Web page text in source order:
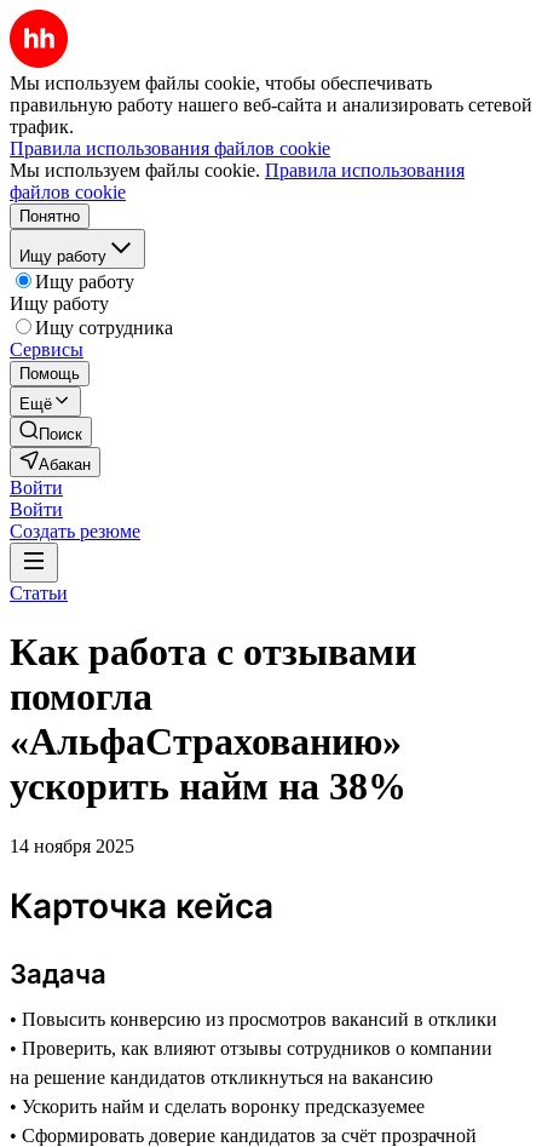
Мы используем файлы cookie, чтобы обеспечивать
правильную работу нашего веб-сайта и анализировать сетевой
трафик.
Правила использования файлов cookie
Мы используем файлы cookie. Правила использования
файлов cookie
Понятно
Ищу работу
Ищу работу
Ищу работу
Ищу сотрудника
Сервисы
Помощь
Ещё
Поиск
Абакан
Войти
Войти
Создать резюме
Статьи
Как работа с отзывами
помогла
«АльфаСтрахованию»
ускорить найм на 38%
14 ноября 2025
Карточка кейса
Задача
• Повысить конверсию из просмотров вакансий в отклики
• Проверить, как влияют отзывы сотрудников о компании
на решение кандидатов откликнуться на вакансию
• Ускорить найм и сделать воронку предсказуемее
• Сформировать доверие кандидатов за счёт прозрачной